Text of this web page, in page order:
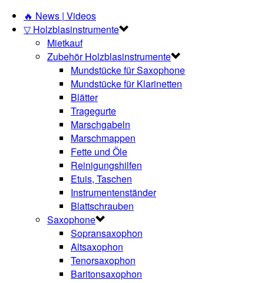
🔥 News | Videos
▽ Holzblasinstrumente
Mietkauf
Zubehör Holzblasinstrumente
Mundstücke für Saxophone
Mundstücke für Klarinetten
Blätter
Tragegurte
Marschgabeln
Marschmappen
Fette und Öle
Reinigungshilfen
Etuis, Taschen
Instrumentenständer
Blattschrauben
Saxophone
Sopransaxophon
Altsaxophon
Tenorsaxophon
Baritonsaxophon